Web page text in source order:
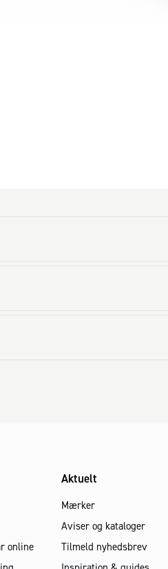
online
Aktuelt
Mærker
Aviser og kataloger
Tilmeld nyhedsbrev